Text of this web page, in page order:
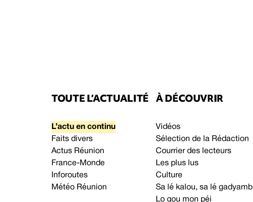
TOUTE L’ACTUALITÉ
L’actu en continu
Faits divers
Actus Réunion
France-Monde
Inforoutes
Météo Réunion
À DÉCOUVRIR
Vidéos
Sélection de la Rédaction
Courrier des lecteurs
Les plus lus
Culture
Sa lé kalou, sa lé gadyamb
Lo gou mon péi